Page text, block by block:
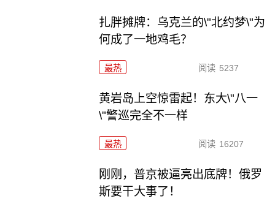
扎胖摊牌：乌克兰的\"北约梦\"为
何成了一地鸡毛？
最热 阅读 5237
黄岩岛上空惊雷起！东大\"八一
\"警巡完全不一样
最热 阅读 16207
刚刚，普京被逼亮出底牌！俄罗
斯要干大事了！